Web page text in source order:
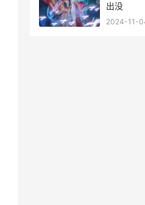
出没
2024-11-